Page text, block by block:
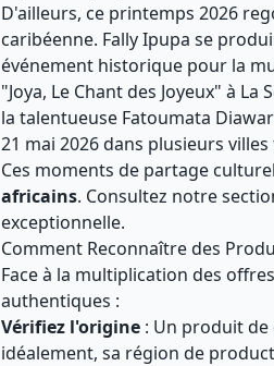
D'ailleurs, ce printemps 2026
caribéenne. Fally Ipupa se
événement historique pour la
"Joya, Le Chant des Joyeux" à
la talentueuse Fatoumata
21 mai 2026 dans plusieurs
Ces moments de partage
africains. Consultez notre
exceptionnelle.
Comment Reconnaître des
Face à la multiplication des
authentiques :
Vérifiez l'origine : Un produit
idéalement, sa région de